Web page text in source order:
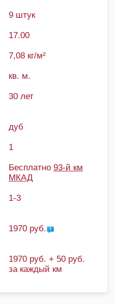
9 штук
17.00
7,08 кг/м²
кв. м.
30 лет
дуб
1
Бесплатно 93-й км
МКАД
1-3
1970 руб.
1970 руб. + 50 руб.
за каждый км